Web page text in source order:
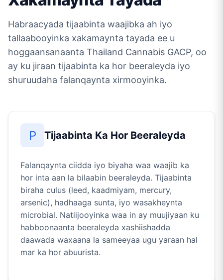
Habraacyada tijaabinta waajibka ah iyo
tallaabooyinka xakamaynta tayada ee u
hoggaansanaanta Thailand Cannabis GACP, oo
ay ku jiraan tijaabinta ka hor beeraleyda iyo
shuruudaha falanqaynta xirmooyinka.
P Tijaabinta Ka Hor Beeraleyda
Falanqaynta ciidda iyo biyaha waa waajib ka
hor inta aan la bilaabin beeraleyda. Tijaabinta
biraha culus (leed, kaadmiyam, mercury,
arsenic), hadhaaga sunta, iyo wasakheynta
microbial. Natiijooyinka waa in ay muujiyaan ku
habboonaanta beeraleyda xashiishadda
daawada waxaana la sameeyaa ugu yaraan hal
mar ka hor abuurista.